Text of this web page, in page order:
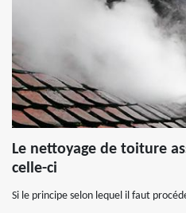
Le nettoyage de toiture
celle-ci
Si le principe selon lequel il faut